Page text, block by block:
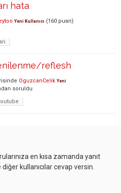
hata
Yeni Kullanıcı (160 puan)
reflesh
OguzcanCelik Yeni
soruldu
en kısa zamanda yanıt
kullanıcılar cevap versin.